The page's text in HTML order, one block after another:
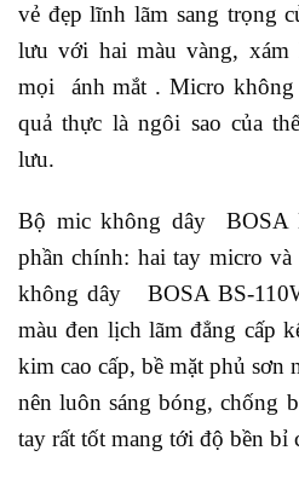
vẻ đẹp lĩnh lãm sang trọng
lưu với hai màu vàng,
mọi ánh mắt . Micro
quả thực là ngôi sao của
lưu.
Bộ mic không dây BOSA
phần chính: hai tay micro
không dây BOSA BS-
màu đen lịch lãm đẳng cấp
kim cao cấp, bề mặt phủ sơn
nên luôn sáng bóng, chống
tay rất tốt mang tới độ bền bỉ